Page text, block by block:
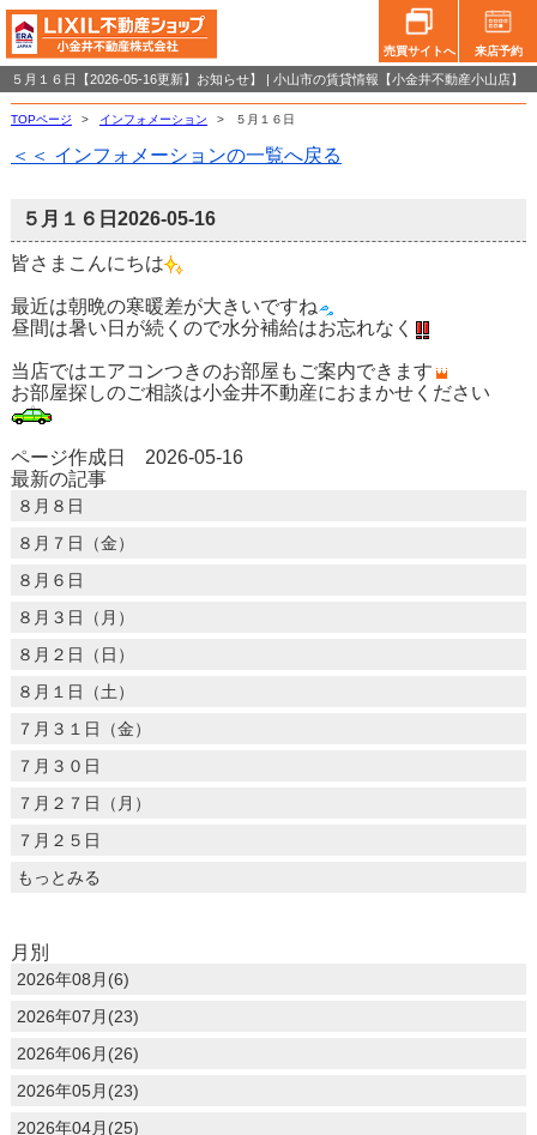
売買サイトへ 来店予約
５月１６日【2026-05-16更新】お知らせ】 | 小山市の賃貸情報【小金井不動産小山店】
TOPページ > インフォメーション > ５月１６日
＜＜ インフォメーションの一覧へ戻る
５月１６日 2026-05-16
皆さまこんにちは
最近は朝晩の寒暖差が大きいですね
昼間は暑い日が続くので水分補給はお忘れなく
当店ではエアコンつきのお部屋もご案内できます
お部屋探しのご相談は小金井不動産におまかせください
ページ作成日 2026-05-16
最新の記事
８月８日
８月７日（金）
８月６日
８月３日（月）
８月２日（日）
８月１日（土）
７月３１日（金）
７月３０日
７月２７日（月）
７月２５日
もっとみる
月別
2026年08月(6)
2026年07月(23)
2026年06月(26)
2026年05月(23)
2026年04月(25)